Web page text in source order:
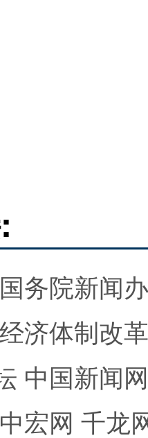
国务院新闻
济体制改
中国新闻网
中宏网 千龙